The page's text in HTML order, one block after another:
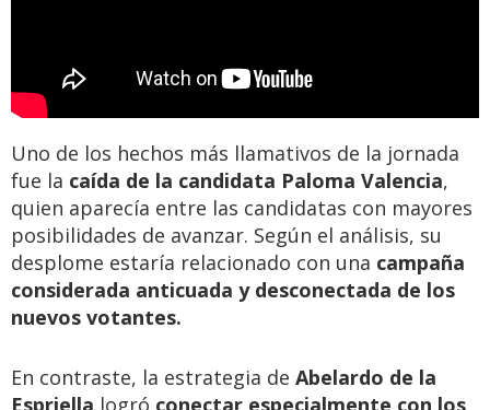
Uno de los hechos más llamativos de la jornada
fue la caída de la candidata Paloma Valencia,
quien aparecía entre las candidatas con mayores
posibilidades de avanzar. Según el análisis, su
desplome estaría relacionado con una campaña
considerada anticuada y desconectada de los
nuevos votantes.
En contraste, la estrategia de Abelardo de la
Espriella logró conectar especialmente con los